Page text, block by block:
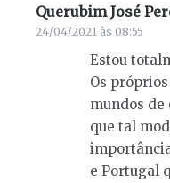
Querubim José
24/04/2021 às 08:55
Estou
Os
mundos
que tal
e Portugal